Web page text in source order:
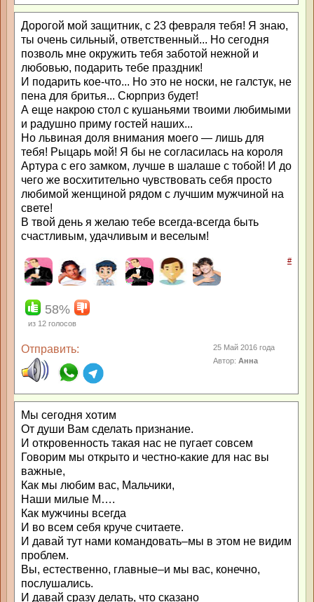
Дорогой мой защитник, с 23 февраля тебя! Я знаю,
ты очень сильный, ответственный... Но сегодня
позволь мне окружить тебя заботой нежной и
любовью, подарить тебе праздник!
И подарить кое-что... Но это не носки, не галстук, не
пена для бритья... Сюрприз будет!
А еще накрою стол с кушаньями твоими любимыми
и радушно приму гостей наших...
Но львиная доля внимания моего — лишь для
тебя! Рыцарь мой! Я бы не согласилась на короля
Артура с его замком, лучше в шалаше с тобой! И до
чего же восхитительно чувствовать себя просто
любимой женщиной рядом с лучшим мужчиной на
свете!
В твой день я желаю тебе всегда-всегда быть
счастливым, удачливым и веселым!
#
58%
из 12 голосов
Отправить:
25 Май 2016 года
Автор:Анна
Мы сегодня хотим
От души Вам сделать признание.
И откровенность такая нас не пугает совсем
Говорим мы открыто и честно-какие для нас вы
важные,
Как мы любим вас, Мальчики,
Наши милые М….
Как мужчины всегда
И во всем себя круче считаете.
И давай тут нами командовать–мы в этом не видим
проблем.
Вы, естественно, главные–и мы вас, конечно,
послушались.
И давай сразу делать, что сказано